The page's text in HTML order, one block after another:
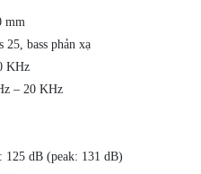
mm
25, bass phản xạ
KHz
– 20 KHz
125 dB (peak: 131 dB)